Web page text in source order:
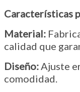
Características
Material:
calidad que
Diseño:Ajuste
comodidad.